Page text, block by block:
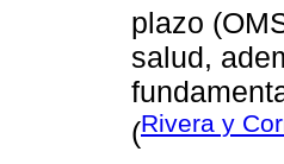
plazo
salud,
(Rivera y